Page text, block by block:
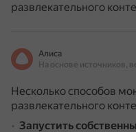
развлекательного
Алиса
Несколько способов
развлекательного
Запустить